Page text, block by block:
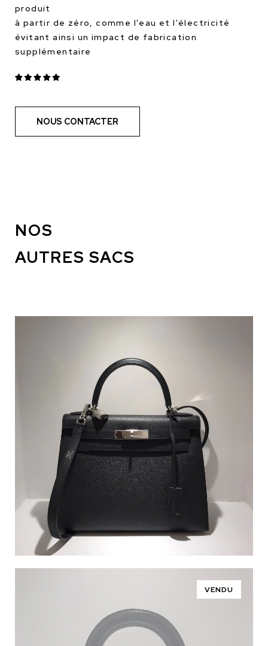
produit
à partir de zéro, comme l'eau et l'électricité
évitant ainsi un impact de fabrication
supplémentaire
NOUS CONTACTER
NOS
AUTRES SACS
VENDU